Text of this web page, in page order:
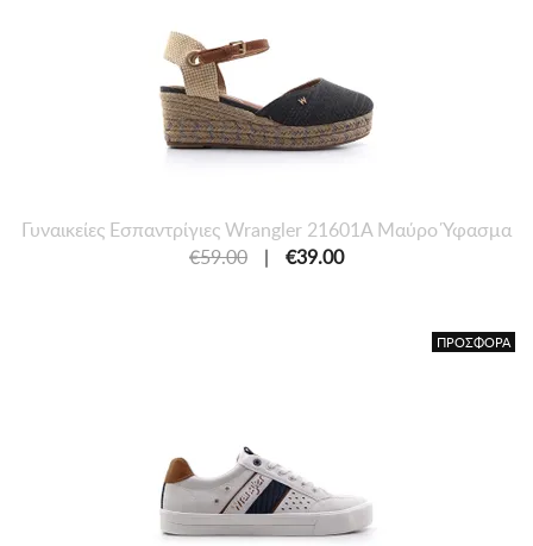
Γυναικείες Εσπαντρίγιες Wrangler 21601A Μαύρο Ύφασμα
€59.00
| €39.00
ΠΡΟΣΦΟΡΑ